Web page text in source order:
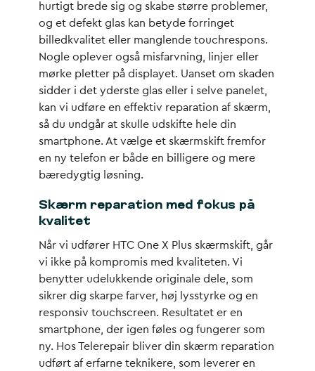
hurtigt brede sig og skabe større problemer,
og et defekt glas kan betyde forringet
billedkvalitet eller manglende touchrespons.
Nogle oplever også misfarvning, linjer eller
mørke pletter på displayet. Uanset om skaden
sidder i det yderste glas eller i selve panelet,
kan vi udføre en effektiv reparation af skærm,
så du undgår at skulle udskifte hele din
smartphone. At vælge et skærmskift fremfor
en ny telefon er både en billigere og mere
bæredygtig løsning.
Skærm reparation med fokus på
kvalitet
Når vi udfører HTC One X Plus skærmskift, går
vi ikke på kompromis med kvaliteten. Vi
benytter udelukkende originale dele, som
sikrer dig skarpe farver, høj lysstyrke og en
responsiv touchscreen. Resultatet er en
smartphone, der igen føles og fungerer som
ny. Hos Telerepair bliver din skærm reparation
udført af erfarne teknikere, som leverer en